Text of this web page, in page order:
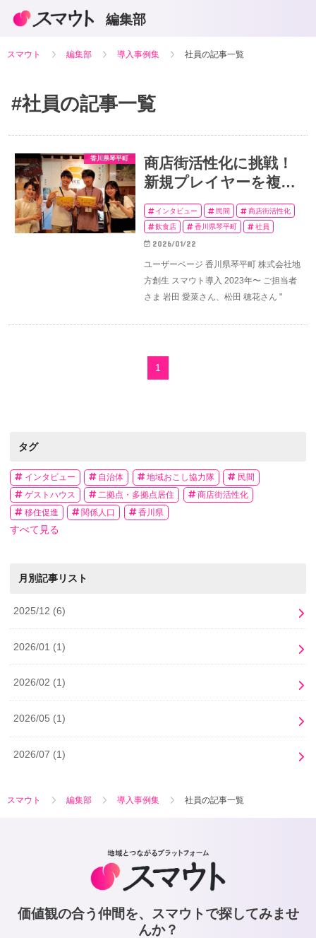
編集部
スマウト 編集部 導入事例集 社員の記事一覧
#社員の記事一覧
香川県琴平町
商店街活性化に挑戦！
新規プレイヤーを複数
生み出した価値観マッ
チング
インタビュー 民間 商店街活性化
飲食店 香川県琴平町 社員
2026/01/22
ユーザーページ 香川県琴平町 株式会社地
方創生 スマウト導入 2023年〜 ご担当者
さま 岩田 愛菜さん、松田 穂花さん "
1
タグ
インタビュー 自治体 地域おこし協力隊
民間
ゲストハウス
二拠点・多拠点居住
商店街活性化
移住促進
関係人口 香川県
すべて見る
月別記事リスト
2025/12 (6)
2026/01 (1)
2026/02 (1)
2026/05 (1)
2026/07 (1)
スマウト 編集部 導入事例集 社員の記事一覧
価値観の合う仲間を、スマウトで探してみませ
んか？